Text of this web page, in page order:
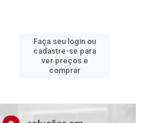
Faça seu login ou
cadastre-se para
ver preços e
comprar